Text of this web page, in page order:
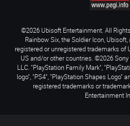
©2026 Ubisoft Entertainment. All
Rainbow Six, the Soldier Icon,
registered or unregistered trademarks of
US and/or other countries. ©2026
LLC. "PlayStation Family Mark",
logo", "PS4", "PlayStation Shapes Logo"
registered trademarks or
Entertainment